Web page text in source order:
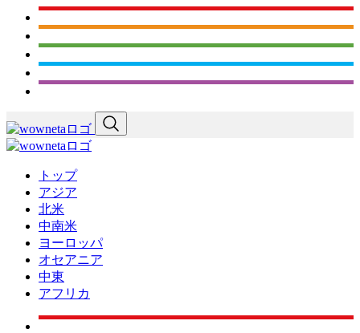
トップ
アジア
北米
中南米
ヨーロッパ
オセアニア
中東
アフリカ